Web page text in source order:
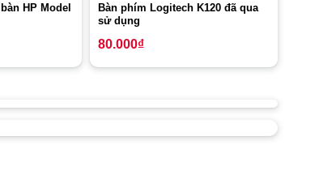
HP Model
Bàn phím Logitech K120 đã qua
sử dụng
80.000₫